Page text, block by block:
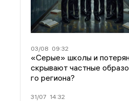
03/08 09:32
«Серые» школы и
скрывают частные
го региона?
31/07 14:32